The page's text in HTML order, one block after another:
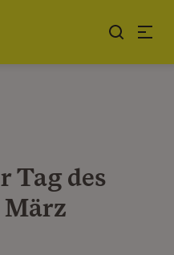
Tag des
März